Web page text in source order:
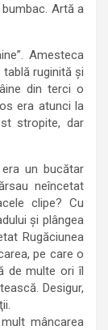
Artă a
Amesteca
ruginită şi
din terci o
era atunci la
stropite, dar
un bucătar
neîncetat
clipe? Cu
şi plângea
Rugăciunea
pe care o
de multe ori îl
Desigur,
mâncarea